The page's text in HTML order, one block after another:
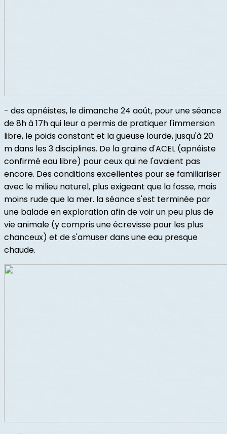
- des apnéistes, le dimanche 24 août, pour une séance
de 8h à 17h qui leur a permis de pratiquer l'immersion
libre, le poids constant et la gueuse lourde, jusqu'à 20
m dans les 3 disciplines. De la graine d'ACEL (apnéiste
confirmé eau libre) pour ceux qui ne l'avaient pas
encore. Des conditions excellentes pour se familiariser
avec le milieu naturel, plus exigeant que la fosse, mais
moins rude que la mer. la séance s'est terminée par
une balade en exploration afin de voir un peu plus de
vie animale (y compris une écrevisse pour les plus
chanceux) et de s'amuser dans une eau presque
chaude.